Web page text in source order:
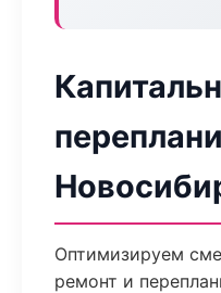
Оптимизируем
ремонт и